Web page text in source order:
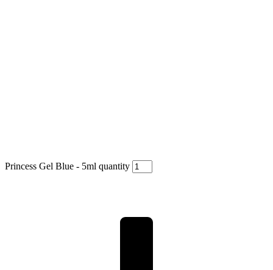
Princess Gel Blue - 5ml quantity